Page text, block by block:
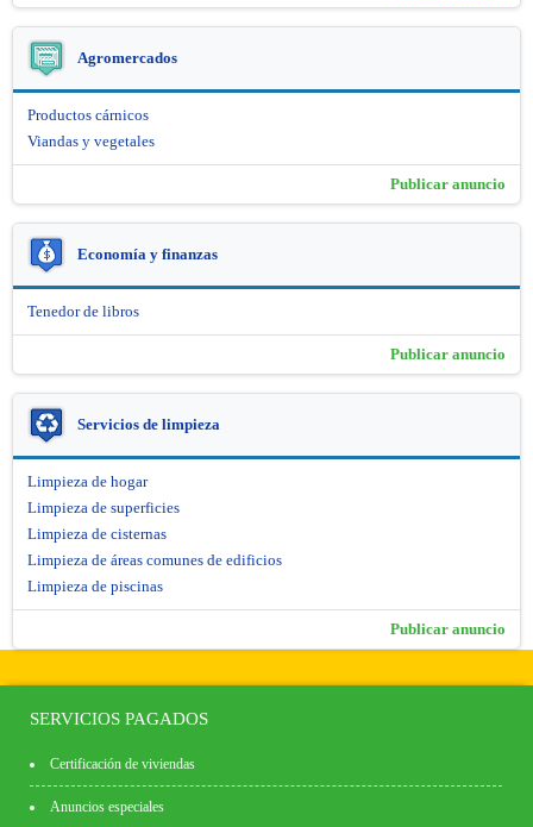
Agromercados
Productos cárnicos
Viandas y vegetales
Publicar anuncio
Economía y finanzas
Tenedor de libros
Publicar anuncio
Servicios de limpieza
Limpieza de hogar
Limpieza de superficies
Limpieza de cisternas
Limpieza de áreas comunes de edificios
Limpieza de piscinas
Publicar anuncio
SERVICIOS PAGADOS
Certificación de viviendas
Anuncios especiales